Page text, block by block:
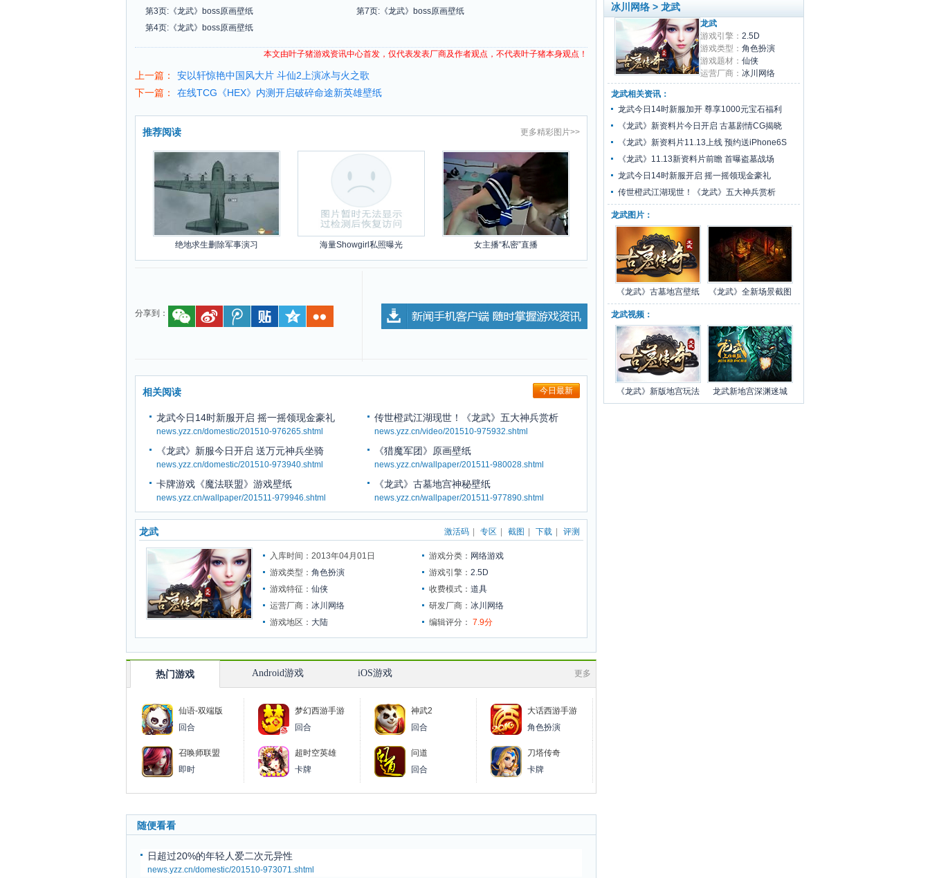
第3页:《龙武》boss原画壁纸
第7页:《龙武》boss原画壁纸
第4页:《龙武》boss原画壁纸
本文由叶子猪游戏资讯中心首发，仅代表发表厂商及作者观点，不代表叶子猪本身观点！
上一篇：
安以轩惊艳中国风大片 斗仙2上演冰与火之歌
下一篇：
在线TCG《HEX》内测开启破碎命途新英雄壁纸
推荐阅读 更多精彩图片>>
绝地求生删除军事演习 海量Showgirl私照曝光 女主播“私密”直播
分享到：
相关阅读 今日最新
龙武今日14时新服开启 摇一摇领现金豪礼
news.yzz.cn/domestic/201510-976265.shtml
传世橙武江湖现世！《龙武》五大神兵赏析
news.yzz.cn/video/201510-975932.shtml
《龙武》新服今日开启 送万元神兵坐骑
news.yzz.cn/domestic/201510-973940.shtml
《猎魔军团》原画壁纸
news.yzz.cn/wallpaper/201511-980028.shtml
卡牌游戏《魔法联盟》游戏壁纸
news.yzz.cn/wallpaper/201511-979946.shtml
《龙武》古墓地宫神秘壁纸
news.yzz.cn/wallpaper/201511-977890.shtml
龙武 激活码 专区 截图 下载 评测
入库时间：2013年04月01日 游戏分类： 网络游戏
游戏类型： 角色扮演 游戏引擎： 2.5D
游戏特征： 仙侠 收费模式： 道具
运营厂商： 冰川网络 研发厂商： 冰川网络
游戏地区： 大陆 编辑评分： 7.9分
更多
热门游戏 Android游戏 iOS游戏
仙语-双端版
回合
梦幻西游手游
回合
神武2
回合
大话西游手游
角色扮演
召唤师联盟
即时
超时空英雄
卡牌
问道
回合
刀塔传奇
卡牌
随便看看
日超过20%的年轻人爱二次元异性
news.yzz.cn/domestic/201510-973071.shtml
冰川网络 > 龙武
龙武
游戏引擎： 2.5D
游戏类型： 角色扮演
游戏题材： 仙侠
运营厂商： 冰川网络
龙武相关资讯：
龙武今日14时新服加开 尊享1000元宝石福利
《龙武》新资料片今日开启 古墓剧情CG揭晓
《龙武》新资料片11.13上线 预约送iPhone6S
《龙武》11.13新资料片前瞻 首曝盗墓战场
龙武今日14时新服开启 摇一摇领现金豪礼
传世橙武江湖现世！《龙武》五大神兵赏析
龙武图片：
《龙武》古墓地宫壁纸 《龙武》全新场景截图
龙武视频：
《龙武》新版地宫玩法 龙武新地宫深渊迷城